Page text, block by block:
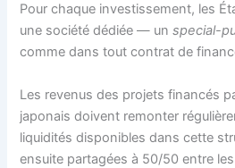
Pour chaque investissement, les
une société dédiée — unspecial-
comme dans tout contrat de
Les revenus des projets financés
japonais doivent remonter
liquidités disponibles dans cette
ensuite partagées à 50/50 entre